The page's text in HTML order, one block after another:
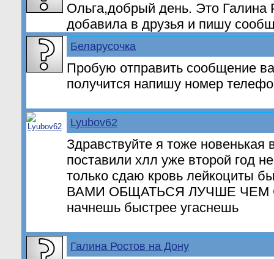
Ольга,добрый день. Это Галина
добавила в друзья и пишу
Беларусочка
Пробую отправить сообщение
получится напишу номер
Lyubov62
Здравствуйте я тоже
поставили хлл уже второй год
только сдаю кровь лейкоциты
ВАМИ ОБЩАТЬСЯ ЛУЧШЕ ЧЕМ
начнешь быстрее угаснешь
Галина Ростов на Дону